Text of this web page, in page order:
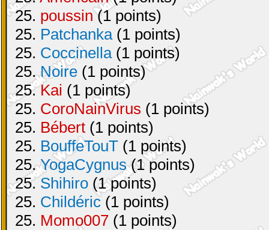
25. poussin(1 points)
25. Patchanka(1 points)
25. Coccinella(1 points)
25.Noire (1 points)
25.Kai (1 points)
25. CoroNainVirus (1 points)
25. Bébert (1 points)
25. BouffeTouT (1 points)
25.YogaCygnus(1 points)
25.Shihiro (1 points)
25. Childéric (1 points)
25. Momo007 (1 points)